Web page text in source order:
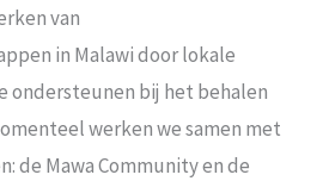
van
in Malawi door lokale
ondersteunen bij het behalen
werken we samen met
de Mawa Community en de